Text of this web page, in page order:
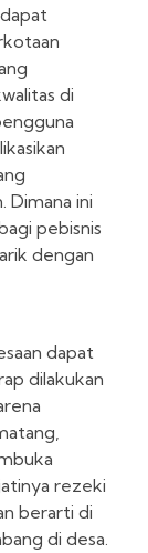
di
Dimana ini
pebisnis
dengan
dapat
dilakukan
rezeki
berarti di
di desa.